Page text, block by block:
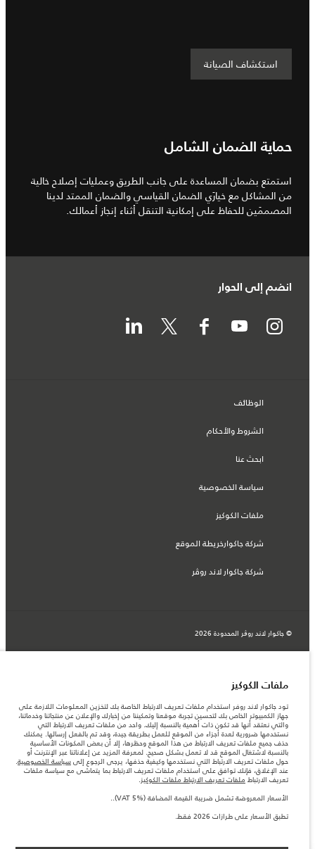
استكشاف الصيانة
حماية الضمان الشامل
استمتع بضمان المساعدة على جانب الطريق وعمليات إصلاح خالية
من المشاكل مع خيارَي الضمان القياسي والضمان الممتد لدينا
المصممَين للحفاظ على إمكانية التنقل أثناء إنجاز أعمالك.
انضم إلى الحوار
الوظائف
الشروط والأحكام
ابحث عنا
سياسة الخصوصية
ملفات الكوكيز
شركة جاكوارخريطة الموقع
شركة جاكوار لاند روڤر
© جاكوار لاند روڨر المحدودة 2026
المعلومات والمواصفات والأسعار والألوان المذكورة على هذا الموقع قد تختلف من بلد إلى
آخر، كما أنّها قد تتغير بدون إشعار مسبق. الرجاء التواصل مع وكيلنا المحلي للتأكد من توفّرها
والتحقق من الأسعار.
الأرقام المقدمة هي نتيجة لاختبارات المصنع الرسمية وفقاً لتشريعات الاتحاد الأوروبي. قد
يتباين استهلك الوقود الفعلي للمركبة عن ذلك المتحقق في تلك الاختبارات كما أن هذه
الأرقام بغرض المقارنة فحسب.
ملاحظة مهمة حول الصور والمواصفات. إن النقص العالمي في أشباه الموصلات يؤثر حاليًا
في مواصفات تصميم السيارات وتوفر الخيارات وتوقيتات التصاميم. هذا ظرف ديناميكي
للغاية، ونتيجة لذلك، قد لا تمثّل الصور المستخدَمة ضمن موقع الويب حاليًا المواصفات الحالية
بالكامل بالنسبة إلى الميزات والخيارات والحلية ومجموعات الألوان. يرجى استشارة وكيلك الذي
سيتمكّن من تأكيد أي تقييدات حالية معك للسماح لك باتخاذ قرار مدروس
الأسعار المعروضة تشمل ضريبة القيمة المضافة (VAT 5%).
الأسعار تنطبق فقط على الطرازات المصنعة في عام 2026.‎
ملفات الكوكيز
تود جاكوار لاند روفر استخدام ملفات تعريف الارتباط الخاصة بك لتخزين المعلومات اللازمة على
جهاز الكمبيوتر الخاص بك لتحسين تجربة موقعنا وتمكيننا من إخبارك والإعلان عن منتجاتنا وخدماتنا،
والتي نعتقد أنها قد تكون ذات أهمية بالنسبة إليك. واحد من ملفات تعريف الارتباط التي
نستخدمها ضرورية لعدة أجزاء من الموقع للعمل بطريقة جيدة، وقد تم بالفعل إرسالها. يمكنك
حذف جميع ملفات تعريف الارتباط من هذا الموقع وحظرها، إلا أن بعض المكونات الأساسية
بالنسبة لاشتغال الموقع قد لا تعمل بشكل صحيح. لمعرفة المزيد عن إعلاناتنا عبر الإنترنت أو
حول ملفات تعريف الارتباط التي نستخدمها وكيفية حذفها، يرجى الرجوع إلى سياسة الخصوصية.
عند الإغلاق، فإنك توافق على استخدام ملفات تعريف الارتباط بما يتماشى مع سياسة ملفات
تعريف الارتباط ملفات تعريف الارتباط ملفات الكوكيز.
الأسعار المعروضة تشمل ضريبة القيمة المضافة (VAT 5%)..
تطبق الأسعار على طرازات 2026 فقط.